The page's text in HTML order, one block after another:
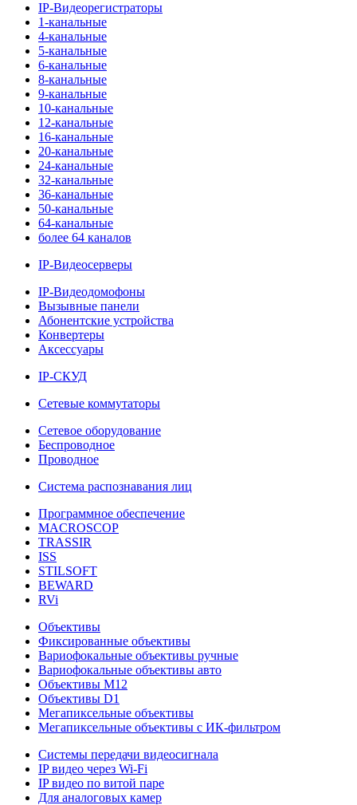
IP-Видеорегистраторы
1-канальные
4-канальные
5-канальные
6-канальные
8-канальные
9-канальные
10-канальные
12-канальные
16-канальные
20-канальные
24-канальные
32-канальные
36-канальные
50-канальные
64-канальные
более 64 каналов
IP-Видеосерверы
IP-Видеодомофоны
Вызывные панели
Абонентские устройства
Конвертеры
Аксессуары
IP-СКУД
Сетевые коммутаторы
Сетевое оборудование
Беспроводное
Проводное
Система распознавания лиц
Программное обеспечение
MACROSCOP
TRASSIR
ISS
STILSOFT
BEWARD
RVi
Объективы
Фиксированные объективы
Вариофокальные объективы ручные
Вариофокальные объективы авто
Объективы М12
Объективы D1
Мегапиксельные объективы
Мегапиксельные объективы с ИК-фильтром
Системы передачи видеосигнала
IP видео через Wi-Fi
IP видео по витой паре
Для аналоговых камер